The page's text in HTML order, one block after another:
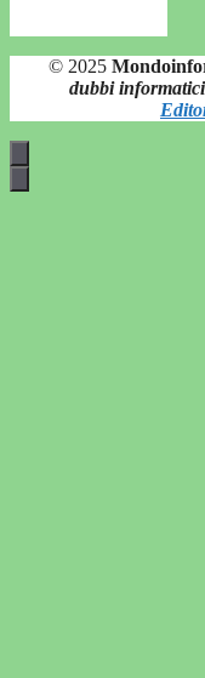
© 2025
dubbi informatici